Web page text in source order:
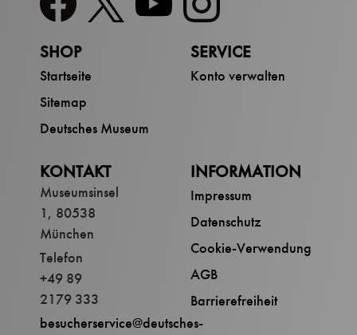
SHOP
Startseite
Sitemap
Deutsches Museum
SERVICE
Konto verwalten
INFORMATION
Impressum
Datenschutz
Cookie-Verwendung
AGB
Barrierefreiheit
KONTAKT
Museumsinsel
1, 80538
München
Telefon
+49 89
2179 333
besucherservice@deutsches-